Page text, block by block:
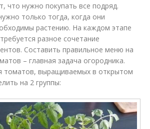
что нужно покупать все подряд.
только тогда, когда они
растению. На каждом этапе
разное сочетание
Составить правильное меню на
– главная задача огородника.
томатов, выращиваемых в открытом
на 2 группы: